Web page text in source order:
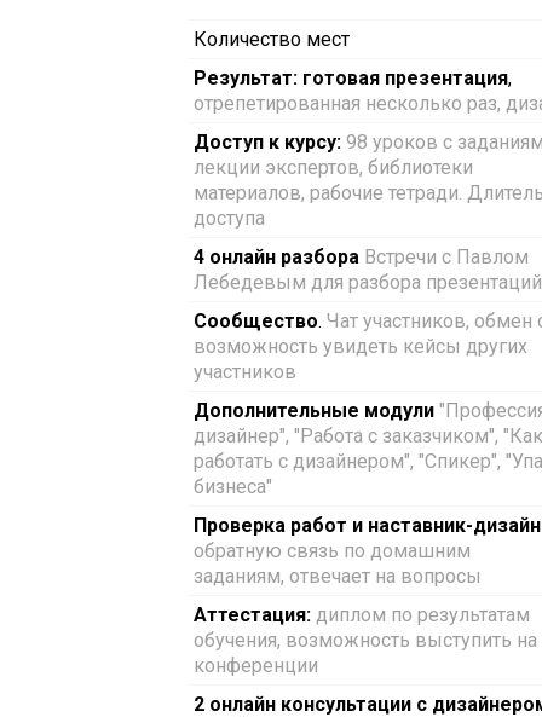
Количество мест
Результат: готовая презентация,
отрепетированная несколько раз,
Доступ к курсу: 98 уроков с
лекции экспертов, библиотеки
материалов, рабочие тетради.
доступа
4 онлайн разбора Встречи с Павлом
Лебедевым для разбора презентаций
Сообщество. Чат участников, обмен
возможность увидеть кейсы других
участников
Дополнительные модули
дизайнер", "Работа с заказчиком",
работать с дизайнером", "Спикер",
бизнеса"
Проверка работ и наставник-
обратную связь по домашним
заданиям, отвечает на вопросы
Аттестация: диплом по результатам
обучения, возможность выступить на
конференции
2 онлайн консультации с